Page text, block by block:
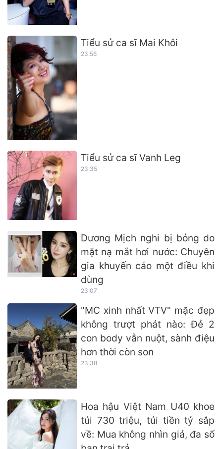
Tiểu sử ca sĩ Mai Khôi
23:56
Tiểu sử ca sĩ Vanh Leg
23:35
Dương Mịch nghi bị bỏng do
mặt nạ mắt hơi nước: Chuyên
gia khuyến cáo một điều khi
dùng
23:07
"MC xinh nhất VTV" mặc đẹp
không trượt phát nào: Đẻ 2
con body vẫn nuột, sành điệu
hơn thời còn son
23:38
Hoa hậu Việt Nam U40 khoe
túi 730 triệu, túi tiền tỷ sắp
về: Mua không nhìn giá, đa số